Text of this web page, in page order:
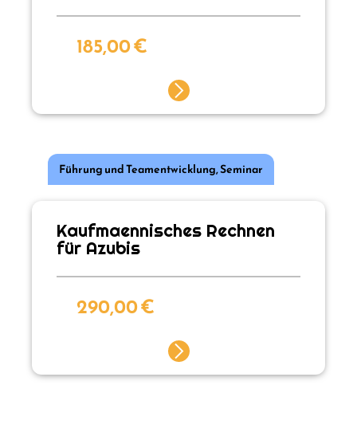
185,00€
Führung und Teamentwicklung,Seminar
Kaufmaennisches Rechnen
für Azubis
290,00€